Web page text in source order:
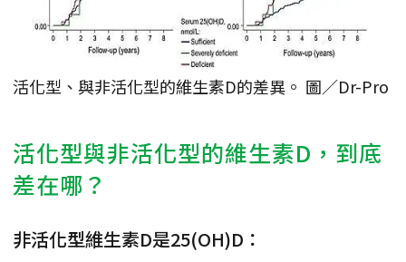
活化型、與非活化型的維生素D的差異。 圖／Dr-Pro
活化型與非活化型的維生素D，到底
差在哪？
非活化型維生素D是25(OH)D：